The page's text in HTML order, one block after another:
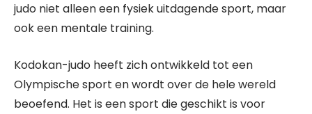
judo niet alleen een fysiek uitdagende sport, maar
ook een mentale training.
Kodokan-judo heeft zich ontwikkeld tot een
Olympische sport en wordt over de hele wereld
beoefend. Het is een sport die geschikt is voor